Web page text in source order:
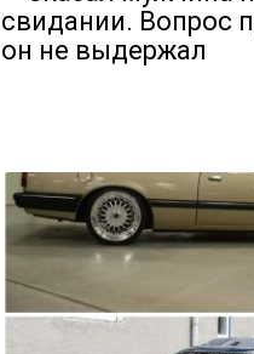
свидании. Вопрос
он не выдержал